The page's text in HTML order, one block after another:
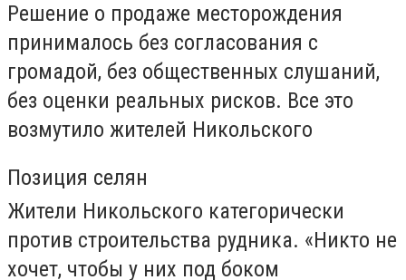
Решение о продаже месторождения
принималось без согласования с
громадой, без общественных слушаний,
без оценки реальных рисков. Все это
возмутило жителей Никольского
Позиция селян
Жители Никольского категорически
против строительства рудника. «Никто не
хочет, чтобы у них под боком